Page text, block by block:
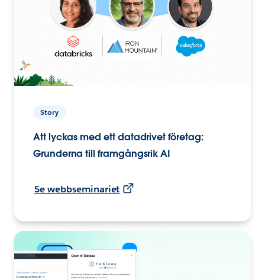
Story
Att lyckas med ett datadrivet företag:
Grunderna till framgångsrik AI
Se webbseminariet